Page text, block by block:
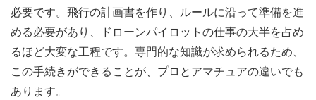
必要です。飛行の計画書を作り、ルールに沿って準備を進
める必要があり、ドローンパイロットの仕事の大半を占め
るほど大変な工程です。専門的な知識が求められるため、
この手続きができることが、プロとアマチュアの違いでも
あります。